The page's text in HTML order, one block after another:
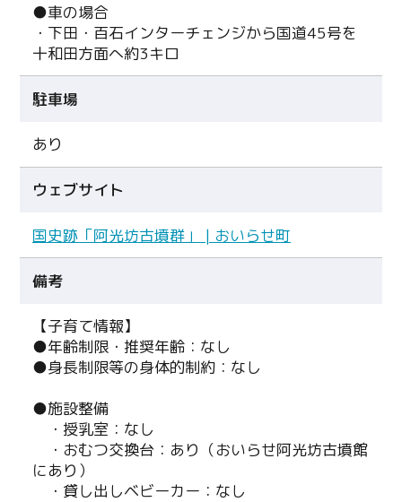
●車の場合
・下田・百石インターチェンジから国道45号を
十和田方面へ約3キロ
駐車場
あり
ウェブサイト
国史跡「阿光坊古墳群」 | おいらせ町
備考
【子育て情報】
●年齢制限・推奨年齢：なし
●身長制限等の身体的制約：なし
●施設整備
・授乳室：なし
・おむつ交換台：あり（おいらせ阿光坊古墳館
にあり）
・貸し出しベビーカー：なし